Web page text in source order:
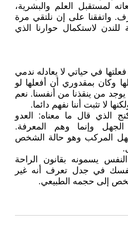
لمستقبل العلم والبشرية،
واتفقنا على إن نلتقي مرة
للندن لاستكمال حوارنا الذي
في حياتي لا يعادله ندمي
وكان بمقدوري أن أفعلها لو
يوجد من ينقذنا من أنفسنا. نعم
لا تثبت أننا نفهم دائما.
الذي قال ما معناه: العدو
وإنما وهم المعرفة.
المركب وهو حالة الشخص
يسمونه بقانون الراحة
نفسك في جدل تعرف أنه غير
إلى حجمه الطبيعي.